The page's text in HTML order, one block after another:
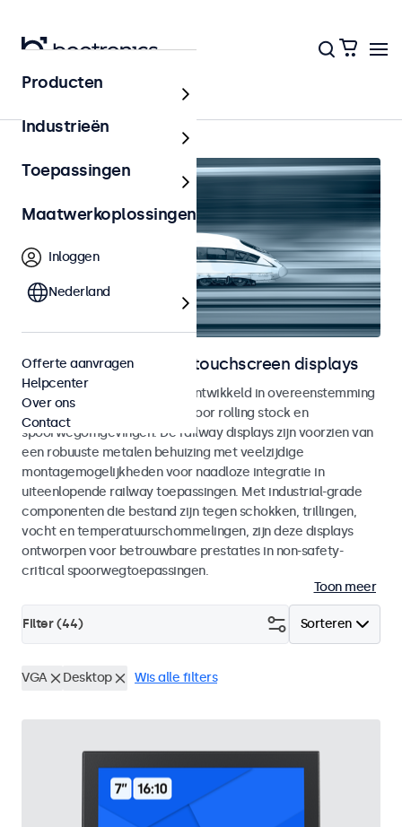
Home
Railway monitoren en touchscreen displays
Monitoren en touchscreens ontwikkeld in overeenstemming
met EN 50155 en EN 45545-2 voor rolling stock en
spoorwegomgevingen. De railway displays zijn voorzien van
een robuuste metalen behuizing met veelzijdige
montagemogelijkheden voor naadloze integratie in
uiteenlopende railway toepassingen. Met industrial-grade
componenten die bestand zijn tegen schokken, trillingen,
vocht en temperatuurschommelingen, zijn deze displays
ontworpen voor betrouwbare prestaties in non-safety-
critical spoorwegtoepassingen.
Toon meer
Sorteren
Filter (44)
VGA Desktop Wis alle filters
Producten
Industrieën
Toepassingen
Maatwerkoplossingen
Inloggen
Nederland
Offerte aanvragen
Helpcenter
Over ons
Contact